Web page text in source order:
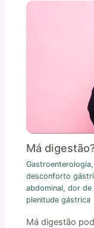
Má
Gastroenterologia,
desconforto
abdominal,dor de
plenitude gástrica
Má digestão